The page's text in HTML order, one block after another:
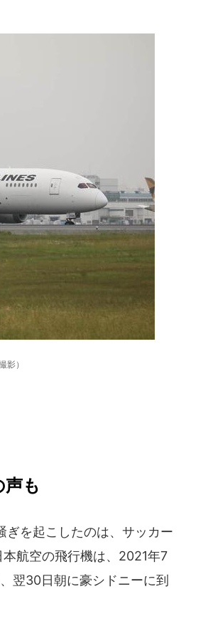
影）
声も
を起こしたのは、サッカー
航空の飛行機は、2021年7
翌30日朝に豪シドニーに到